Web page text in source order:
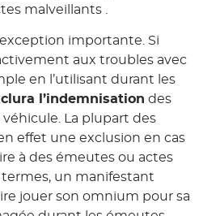
malveillants .
importante. Si
aux troubles avec
en l’utilisant durant les
l’indemnisation des
La plupart des
effet une exclusion en cas
à des émeutes ou actes
termes, un manifestant
jouer son omnium pour sa